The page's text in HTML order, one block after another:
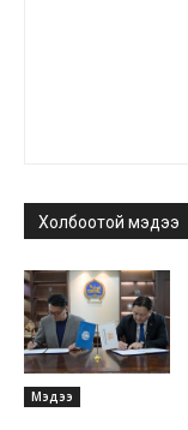
Холбоотой мэдээ
Мэдээ